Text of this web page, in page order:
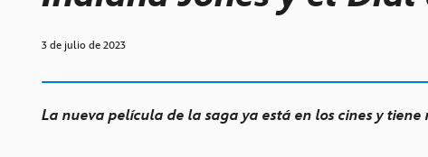
3 de julio de 2023
La nueva película de la saga ya está en los cines y tiene